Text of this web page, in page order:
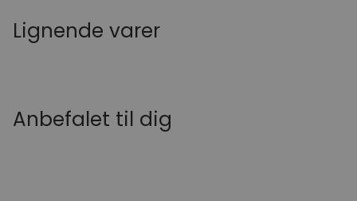
Lignende varer
Anbefalet til dig